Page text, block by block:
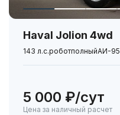
Haval Jolion 4wd
143 л.с.роботполныйАИ-95
5 000 ₽/сут
Цена за наличный расчет